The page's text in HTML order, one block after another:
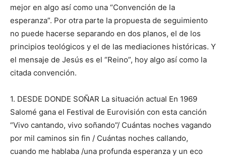
mejor en algo así como una “Convención de la
esperanza”. Por otra parte la propuesta de seguimiento
no puede hacerse separando en dos planos, el de los
principios teológicos y el de las mediaciones históricas. Y
el mensaje de Jesús es el “Reino”, hoy algo así como la
citada convención.
1. DESDE DONDE SOÑAR La situación actual En 1969
Salomé gana el Festival de Eurovisión con esta canción
“Vivo cantando, vivo soñando”/ Cuántas noches vagando
por mil caminos sin fin / Cuántas noches callando,
cuando me hablaba /una profunda esperanza y un eco